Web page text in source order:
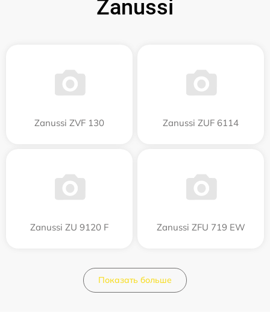
Zanussi
Zanussi ZVF 130 Zanussi ZUF 6114
Zanussi ZU 9120 F Zanussi ZFU 719 EW
Показать больше